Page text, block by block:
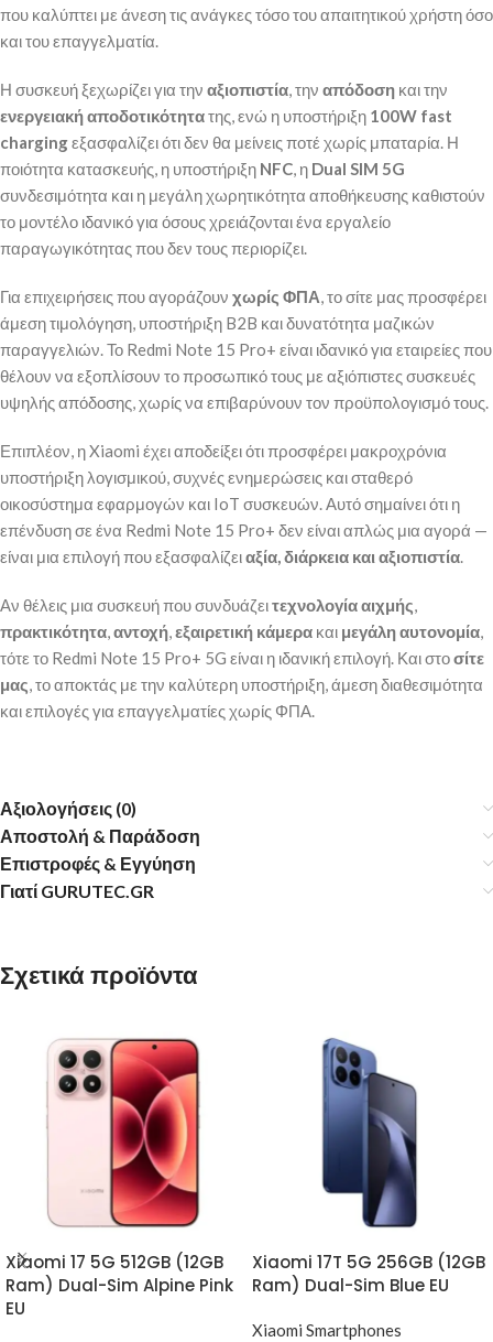
που καλύπτει με άνεση τις ανάγκες τόσο του απαιτητικού χρήστη όσο
και του επαγγελματία.
Η συσκευή ξεχωρίζει για την αξιοπιστία, την απόδοση και την
ενεργειακή αποδοτικότητατης, ενώ η υποστήριξη 100W fast
chargingεξασφαλίζει ότι δεν θα μείνεις ποτέ χωρίς μπαταρία. Η
ποιότητα κατασκευής, η υποστήριξη NFC, η Dual SIM 5G
συνδεσιμότητα και η μεγάλη χωρητικότητα αποθήκευσης καθιστούν
το μοντέλο ιδανικό για όσους χρειάζονται ένα εργαλείο
παραγωγικότητας που δεν τους περιορίζει.
Για επιχειρήσεις που αγοράζουν χωρίς ΦΠΑ, τοσίτε μαςπροσφέρει
άμεση τιμολόγηση, υποστήριξη B2B και δυνατότητα μαζικών
παραγγελιών. Το Redmi Note 15 Pro+ είναι ιδανικό για εταιρείες που
θέλουν να εξοπλίσουν το προσωπικό τους με αξιόπιστες συσκευές
υψηλής απόδοσης, χωρίς να επιβαρύνουν τον προϋπολογισμό τους.
Επιπλέον, η Xiaomi έχει αποδείξει ότι προσφέρει μακροχρόνια
υποστήριξη λογισμικού, συχνές ενημερώσεις και σταθερό
οικοσύστημα εφαρμογών και IoT συσκευών. Αυτό σημαίνει ότι η
επένδυση σε ένα Redmi Note 15 Pro+ δεν είναι απλώς μια αγορά —
είναι μια επιλογή που εξασφαλίζειαξία, διάρκεια και αξιοπιστία.
Αν θέλεις μια συσκευή που συνδυάζειτεχνολογία αιχμής,
πρακτικότητα,αντοχή,εξαιρετική κάμερα και μεγάλη αυτονομία,
τότε το Redmi Note 15 Pro+ 5G είναι η ιδανική επιλογή. Και στοσίτε
μας, το αποκτάς με την καλύτερη υποστήριξη, άμεση διαθεσιμότητα
και επιλογές για επαγγελματίες χωρίς ΦΠΑ.
Αξιολογήσεις (0)
Αποστολή & Παράδοση
Επιστροφές & Εγγύηση
Γιατί GURUTEC.GR
Σχετικά προϊόντα
Xiaomi 17 5G 512GB (12GB
Ram) Dual-Sim Alpine Pink
EU
Xiaomi 17T 5G 256GB (12GB
Ram) Dual-Sim Blue EU
Xiaomi Smartphones